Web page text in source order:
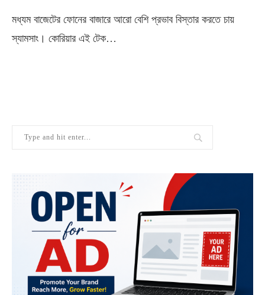
মধ্যম বাজেটের ফোনের বাজারে আরো বেশি প্রভাব বিস্তার করতে চায়
স্যামসাং। কোরিয়ার এই টেক…